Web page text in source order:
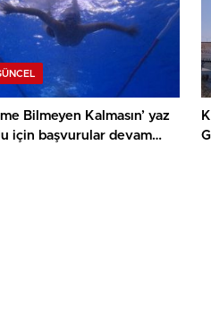
Bilmeyen Kalmasın’ yaz
için başvurular devam